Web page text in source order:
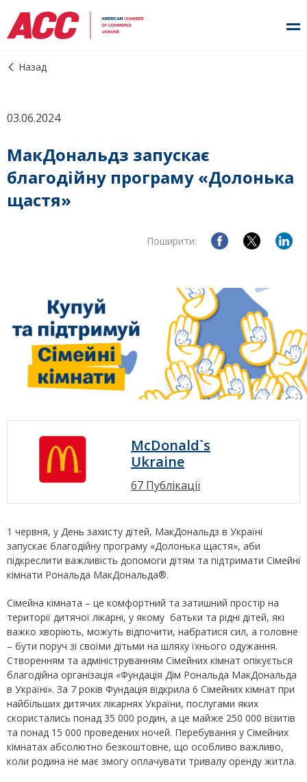
Назад
03.06.2024
МакДональдз запускає
благодійну програму «Долонька
щастя»
Поширити:
McDonald`s
Ukraine
67 Публікації
1 червня, у День захисту дітей, МакДональдз в Україні
запускає благодійну програму «Долонька щастя», аби
підкреслити важливість допомоги дітям та підтримати Сімейні
кімнати Рональда МакДональда®.
Сімейна кімната – це комфортний та затишний простір на
території дитячої лікарні, у якому батьки та рідні дітей, які
важко хворіють, можуть відпочити, набратися сил, а головне
– бути поруч зі своїми дітьми на шляху їхнього одужання.
Створенням та адмініструванням Сімейних кімнат опікується
благодійна організація «Фундація Дім Рональда МакДональда
в Україні». За 7 років Фундація відкрила 6 Сімейних кімнат при
найбільших дитячих лікарнях України, послугами яких
скористались понад 35 000 родин, а це майже 250 000 візитів
та понад 15 000 проведених ночей. Перебування у Сімейних
кімнатах абсолютно безкоштовне, що особливо важливо,
коли родина не має змогу оплачувати тривалу оренду житла.